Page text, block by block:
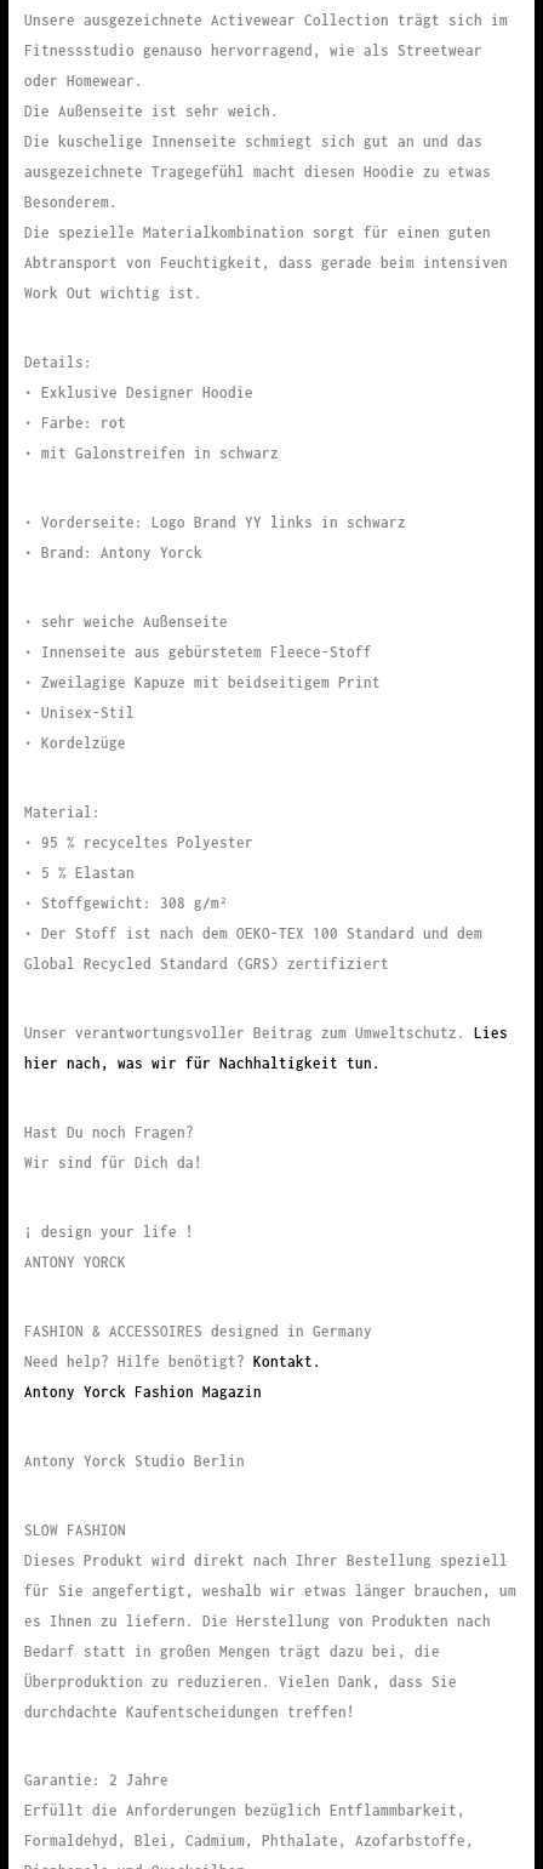
Unsere ausgezeichnete Activewear Collection trägt sich im
Fitnessstudio genauso hervorragend, wie als Streetwear
oder Homewear.
Die Außenseite ist sehr weich.
Die kuschelige Innenseite schmiegt sich gut an und das
ausgezeichnete Tragegefühl macht diesen Hoodie zu etwas
Besonderem.
Die spezielle Materialkombination sorgt für einen guten
Abtransport von Feuchtigkeit, dass gerade beim intensiven
Work Out wichtig ist.
Details:
• Exklusive Designer Hoodie
• Farbe: rot
• mit Galonstreifen in schwarz
• Vorderseite: Logo Brand YY links in schwarz
• Brand: Antony Yorck
• sehr weiche Außenseite
• Innenseite aus gebürstetem Fleece-Stoff
• Zweilagige Kapuze mit beidseitigem Print
• Unisex-Stil
• Kordelzüge
Material:
• 95 % recyceltes Polyester
• 5 % Elastan
• Stoffgewicht: 308 g/m²
• Der Stoff ist nach dem OEKO-TEX 100 Standard und dem
Global Recycled Standard (GRS) zertifiziert
Unser verantwortungsvoller Beitrag zum Umweltschutz. Lies
hier nach, was wir für Nachhaltigkeit tun.
Hast Du noch Fragen?
Wir sind für Dich da!
¡ design your life !
ANTONY YORCK
FASHION & ACCESSOIRES designed in Germany
Need help? Hilfe benötigt? Kontakt.
Antony Yorck Fashion Magazin
Antony Yorck Studio Berlin
SLOW FASHION
Dieses Produkt wird direkt nach Ihrer Bestellung speziell
für Sie angefertigt, weshalb wir etwas länger brauchen, um
es Ihnen zu liefern. Die Herstellung von Produkten nach
Bedarf statt in großen Mengen trägt dazu bei, die
Überproduktion zu reduzieren. Vielen Dank, dass Sie
durchdachte Kaufentscheidungen treffen!
Garantie: 2 Jahre
Erfüllt die Anforderungen bezüglich Entflammbarkeit,
Formaldehyd, Blei, Cadmium, Phthalate, Azofarbstoffe,